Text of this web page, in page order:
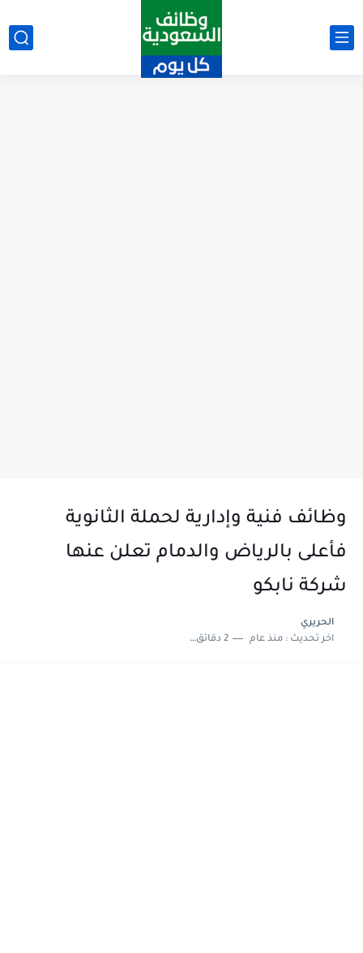
وظائف فنية وإدارية لحملة الثانوية
فأعلى بالرياض والدمام تعلن عنها
شركة نابكو
الحريري
اخر تحديث :منذ عام 2 دقائق للقراءة